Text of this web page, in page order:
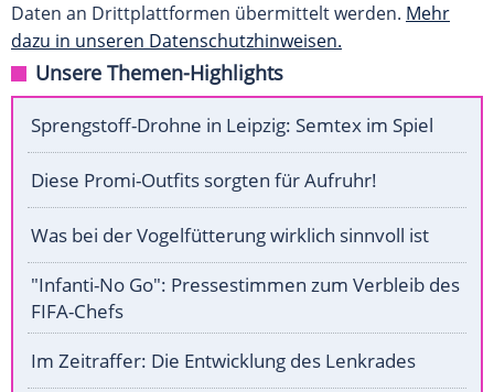
Daten an Drittplattformen übermittelt werden. Mehr
dazu in unseren Datenschutzhinweisen.
Unsere Themen-Highlights
Sprengstoff-Drohne in Leipzig: Semtex im Spiel
Diese Promi-Outfits sorgten für Aufruhr!
Was bei der Vogelfütterung wirklich sinnvoll ist
"Infanti-No Go": Pressestimmen zum Verbleib des
FIFA-Chefs
Im Zeitraffer: Die Entwicklung des Lenkrades